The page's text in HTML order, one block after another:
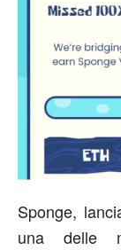
Sponge,
una delle